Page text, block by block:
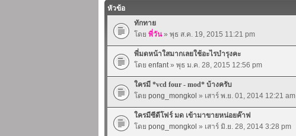
หัวข้อ
ทักทาย
โดย พี่วัน» พุธ ส.ค. 19, 2015 11:21 pm
พี่มดหน้าใสมากเลยใช้อะไรบำรุงคะ
โดย enfant» พุธ ม.ค. 28, 2015 12:56 pm
ใครมี *vcd four - mod* บ้างครับ
โดย pong_mongkol » เสาร์ พ.ย. 01, 2014 12:21 am
ใครมีซีดีโฟร์ มด เข้ามาขายหน่อยค๊าฟ
โดย pong_mongkol » เสาร์ มิ.ย. 28, 2014 3:28 pm